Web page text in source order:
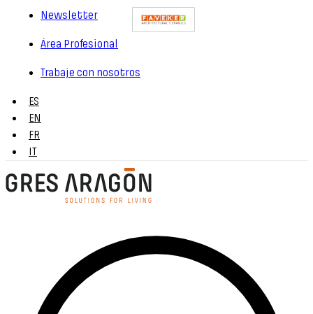
Newsletter
Área Profesional
Trabaje con nosotros
ES
EN
FR
IT